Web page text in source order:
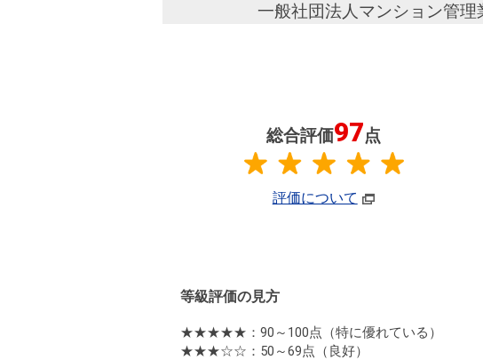
一般社団法人マンション管
総合評価97点
評価について
等級評価の見方
★★★★★：90～100点 （特に優れている）
★★★☆☆：50～69点 （良好）